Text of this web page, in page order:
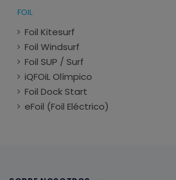
FOIL
Foil Kitesurf
Foil Windsurf
Foil SUP / Surf
iQFOiL Olímpico
Foil Dock Start
eFoil (Foil Eléctrico)